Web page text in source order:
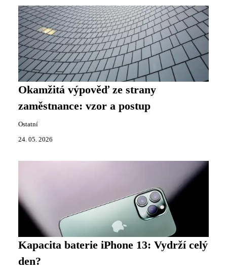
Okamžitá výpověď ze strany
zaměstnance: vzor a postup
Ostatní
24. 05. 2026
Kapacita baterie iPhone 13: Vydrží celý
den?